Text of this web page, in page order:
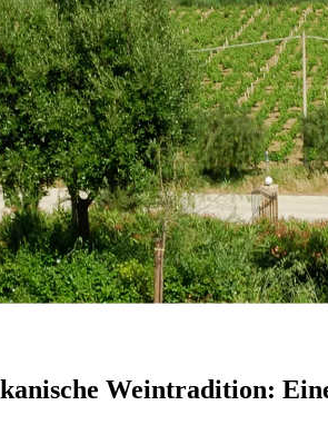
Von Nero d'Avola
Vulkanweine, wo alte Traditionen auf
Weintradition: